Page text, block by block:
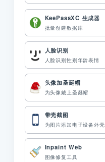
KeePassXC 生成器
批量创建数据库
人脸识别
人脸识别性别年龄表情
头像加圣诞帽
为头像戴上圣诞帽
带壳截图
为图片添加电子设备外壳
Inpaint Web
图像修复工具